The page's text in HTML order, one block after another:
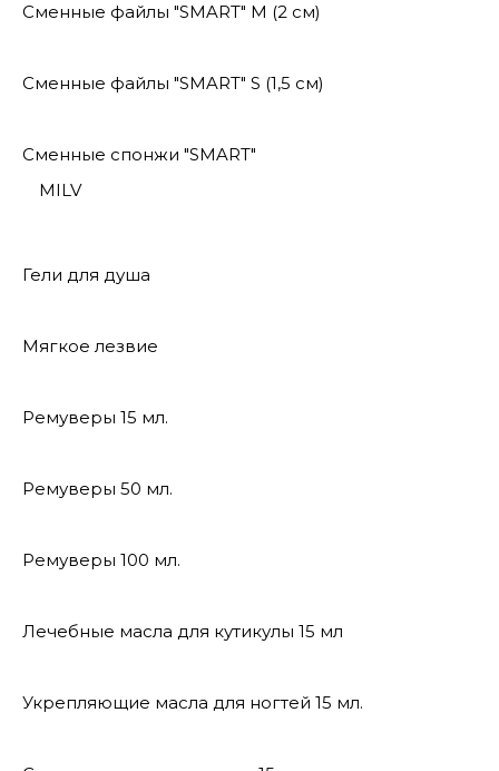
Сменные файлы "SMART" M (2 см)
Сменные файлы "SMART" S (1,5 см)
Сменные спонжи "SMART"
MILV
Гели для душа
Мягкое лезвие
Ремуверы 15 мл.
Ремуверы 50 мл.
Ремуверы 100 мл.
Лечебные масла для кутикулы 15 мл
Укрепляющие масла для ногтей 15 мл.